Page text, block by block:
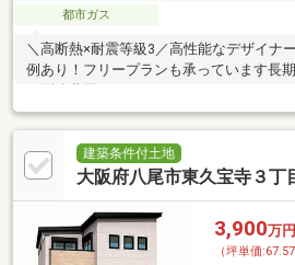
都市ガス
＼高断熱×耐震等級3／高性能なデザイナ
例あり！フリープランも承っています長
建築条件付土地
大阪府八尾市東久宝寺３丁
3,900万円
（坪単価:67.57